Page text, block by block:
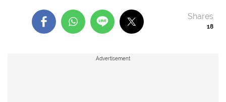
18
Shares
Advertisement